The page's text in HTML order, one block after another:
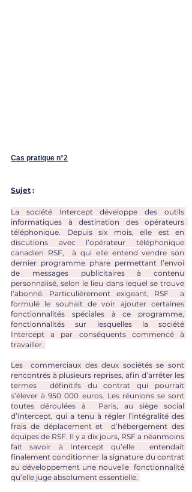
Cas pratique n°2
Sujet :
La société Intercept développe des outils
informatiques à destination des opérateurs
téléphonique. Depuis six mois, elle est en
discutions avec l’opérateur téléphonique
canadien RSF,  à qui elle entend vendre son
dernier programme phare permettant l’envoi
de messages publicitaires à contenu
personnalisé, selon le lieu dans lequel se trouve
l’abonné. Particulièrement exigeant, RSF  a
formulé le souhait de voir ajouter certaines
fonctionnalités spéciales à ce programme,
fonctionnalités sur lesquelles la société
Intercept a par conséquents commencé à
travailler.
Les  commerciaux des deux sociétés se sont
rencontrés à plusieurs reprises, afin d’arrêter les
termes  définitifs du contrat qui pourrait
s’élever à 950 000 euros. Les réunions se sont
toutes déroulées à  Paris, au siège social
d’Intercept, qui a tenu à régler l’intégralité des
frais de déplacement et  d’hébergement des
équipes de RSF. Il y a dix jours, RSF a néanmoins
fait savoir à Intercept qu’elle  entendait
finalement conditionner la signature du contrat
au développement une nouvelle  fonctionnalité
qu’elle juge absolument essentielle.